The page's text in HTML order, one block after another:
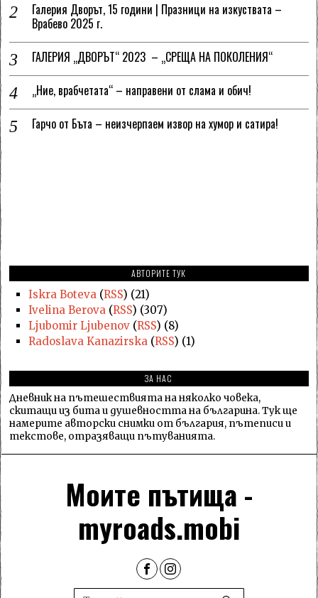
Галерия Дворът, 15 години | Празници на изкуствата –
Врабево 2025 г.
ГАЛЕРИЯ „ДВОРЪТ“ 2023 – „СРЕЩА НА ПОКОЛЕНИЯ“
„Ние, врабчетата“ – направени от слама и обич!
Гарчо от Бъта – неизчерпаем извор на хумор и сатира!
АВТОРИТЕ ТУК
Iskra Boteva(RSS) (21)
Ivelina Berova(RSS) (307)
Ljubomir Ljubenov(RSS) (8)
Radoslava Kanazirska(RSS) (1)
ЗА НАС
Дневник на пътешествията на няколко човека,
скитащи из бита и душевността на българина. Тук ще
намерите авторски снимки от българия, пътеписи и
текстове, отразяващи пътуванията.
Моите пътища -
myroads.mobi